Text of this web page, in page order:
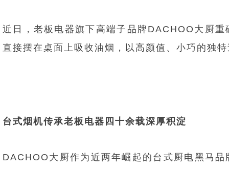
近日，老板电器旗下高端子品牌DACHOO大厨
直接摆在桌面上吸收油烟，以高颜值、小巧的独
台式烟机传承老板电器四十余载深厚积淀
DACHOO大厨作为近两年崛起的台式厨电黑马